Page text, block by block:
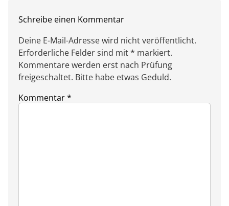
Schreibe einen Kommentar
Deine E-Mail-Adresse wird nicht veröffentlicht.
Erforderliche Felder sind mit * markiert.
Kommentare werden erst nach Prüfung
freigeschaltet. Bitte habe etwas Geduld.
Kommentar*